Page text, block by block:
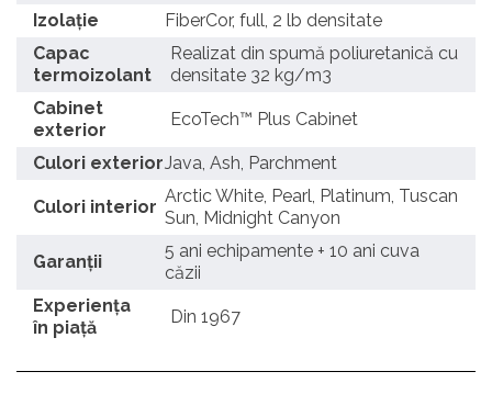
Izolație
FiberCor, full, 2 lb densitate
Capac
termoizolant
Realizat din spumă poliuretanică cu
densitate 32 kg/m3
Cabinet
exterior
EcoTech™ Plus Cabinet
Culori exteriorJava, Ash, Parchment
Culori interior
Arctic White, Pearl, Platinum, Tuscan
Sun, Midnight Canyon
Garanții
5 ani echipamente + 10 ani cuva
căzii
Experienţa
în piaţă
Din 1967